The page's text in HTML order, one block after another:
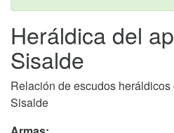
Heráldica del
Sisalde
Relación de escudos
Sisalde